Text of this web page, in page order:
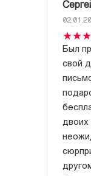
Был
свой
двоих